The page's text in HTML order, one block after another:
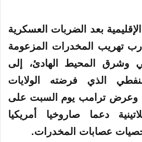
بعد الضربات العسكرية
تهريب المخدرات المزعومة
وشرق المحيط الهادئ، إلى
الذي فرضته الولايات
وعرض ترامب يوم السبت على
دعما صاروخيا أمريكيا
عصابات المخدرات.